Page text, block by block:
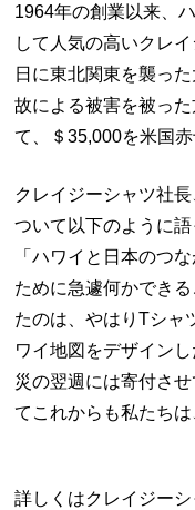
1964年の創業以来、
して人気の高いクレ
日に東北関東を襲っ
故による被害を被っ
て、＄35,000を米国
クレイジーシャツ社
ついて以下のように語
「ハワイと日本のつ
ために急遽何かでき
たのは、やはりTシャ
ワイ地図をデザイン
災の翌週には寄付さ
てこれからも私たち
詳しくはクレイジー